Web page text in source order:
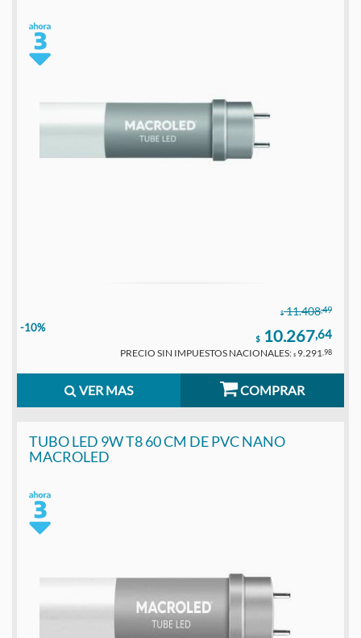
$ 11.408,49
-10%
$ 10.267,64
PRECIO SIN IMPUESTOS NACIONALES: $ 9.291,98
VER MAS COMPRAR
TUBO LED 9W T8 60 CM DE PVC NANO
MACROLED